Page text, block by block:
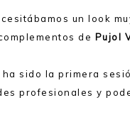
un look
de Pujol
sido la primera
profesionales y